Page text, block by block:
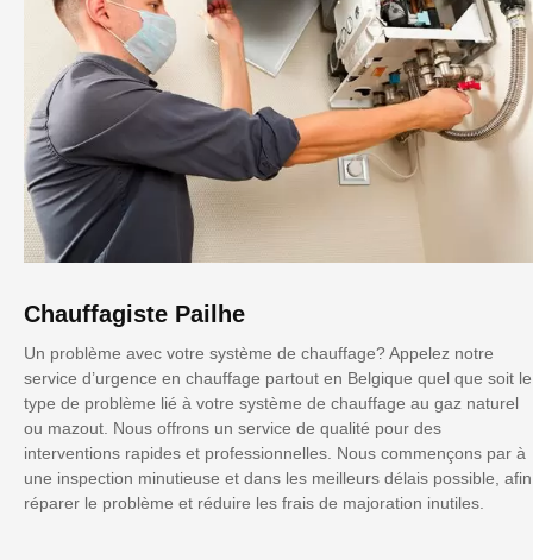
Chauffagiste Pailhe
Un problème avec votre système de chauffage? Appelez notre
service d’urgence en chauffage partout en Belgique quel que soit le
type de problème lié à votre système de chauffage au gaz naturel
ou mazout. Nous offrons un service de qualité pour des
interventions rapides et professionnelles. Nous commençons par à
une inspection minutieuse et dans les meilleurs délais possible, afin
réparer le problème et réduire les frais de majoration inutiles.